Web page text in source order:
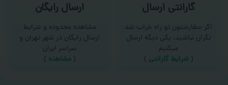
گارانتی ارسال
اگر سفارشتون تو راه خراب شد
نگران نباشید، یکی دیگه ارسال
میکنیم
( شرایط گارانتی )
ارسال رایگان
مشاهده محدوده و شرایط
ارسال رایگان در شهر تهران و
سراسر ایران
(مشاهده )